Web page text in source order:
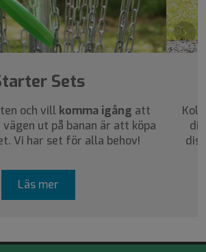
›
Sets
och vill komma igång att
vägen ut på banan är att köpa
Vi har set för alla behov!
Läs mer